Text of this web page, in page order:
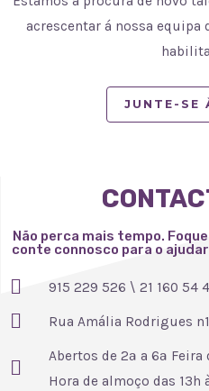
acrescentar á nossa equipa
JUNTE-SE
Não perca mais tempo.
conte connosco para o
915 229 526 \ 21 160 54
Rua Amália Rodrigues
Abertos de 2ª a 6ª Feira
Hora de almoço das 13h